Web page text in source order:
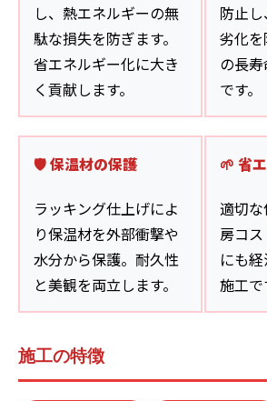
し、熱エネルギーの無
駄な損失を防ぎます。
省エネルギー化に大き
く貢献します。
防止
劣化
の長
です。
🛡️ 保温材の保護
ラッキング仕上げによ
り保温材を外部衝撃や
水分から保護。耐久性
と美観を両立します。
🌱 省
適切
房コ
にも
施工で
施工の特徴